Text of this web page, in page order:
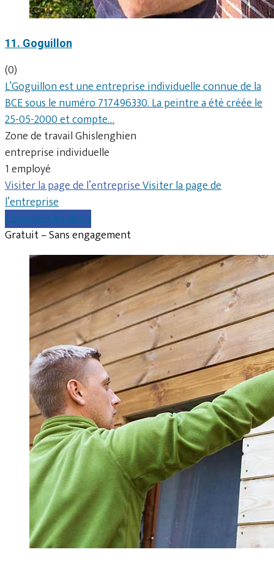
11. Goguillon
(0)
L’Goguillon est une entreprise individuelle connue de la
BCE sous le numéro 717496330. La peintre a été créée le
25-05-2000 et compte…
Zone de travail Ghislenghien
entreprise individuelle
1 employé
Visiter la page de l’entrepriseVisiter la page de
l’entreprise
Comparer les devis
Gratuit – Sans engagement